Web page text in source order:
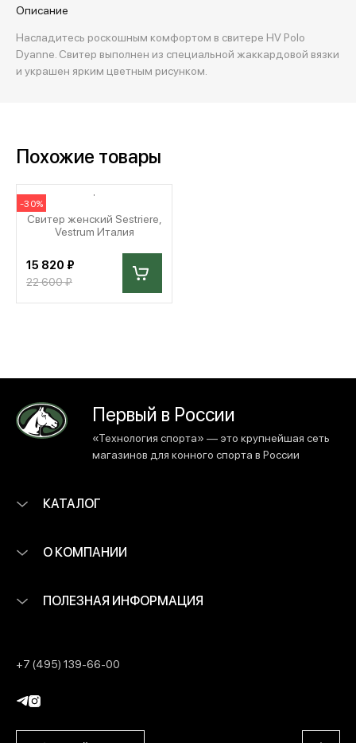
Описание
Насладитесь роскошным комфортом в свитере HV Polo
Dyanne. Свитер выполнен из специальной жаккардовой вязки
и украшен ярким цветным рисунком.
Похожие товары
-30%
Свитер женский Sestriere,
Vestrum Италия
15 820 ₽
22 600 ₽
Первый в России
«Технология спорта» — это крупнейшая сеть
магазинов для конного спорта в России
КАТАЛОГ
О КОМПАНИИ
ПОЛЕЗНАЯ ИНФОРМАЦИЯ
+7 (495) 139-66-00